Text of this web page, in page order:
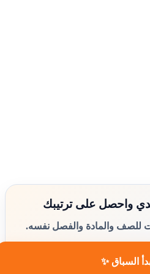
واحصل على ترتيبك
للصف والمادة والفصل نفسه.
السباق ✨